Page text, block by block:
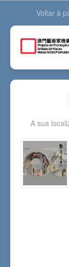
Voltar à
A sua